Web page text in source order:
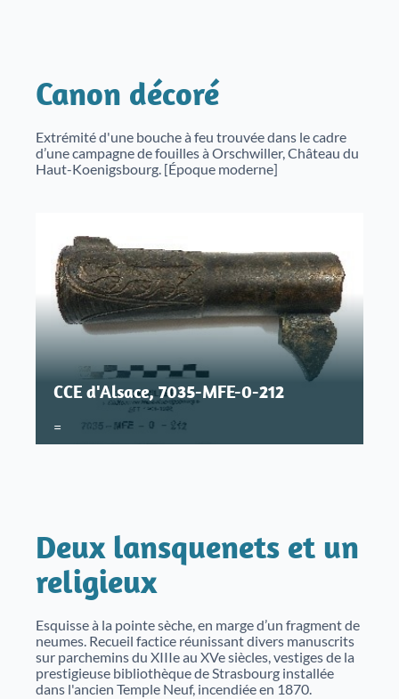
Canon décoré
Extrémité d'une bouche à feu trouvée dans le cadre
d’une campagne de fouilles à Orschwiller, Château du
Haut-Koenigsbourg. [Époque moderne]
CCE d'Alsace, 7035-MFE-0-212
=
Deux lansquenets et un
religieux
Esquisse à la pointe sèche, en marge d’un fragment de
neumes. Recueil factice réunissant divers manuscrits
sur parchemins du XIIIe au XVe siècles, vestiges de la
prestigieuse bibliothèque de Strasbourg installée
dans l'ancien Temple Neuf, incendiée en 1870.